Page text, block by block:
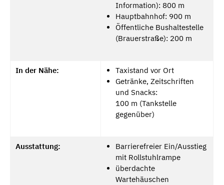
Information): 800 m
Hauptbahnhof: 900 m
Öffentliche Bushaltestelle
(Brauerstraße): 200 m
In der Nähe:
Taxistand vor Ort
Getränke, Zeitschriften
und Snacks:
100 m (Tankstelle
gegenüber)
Ausstattung:
Barrierefreier Ein/Ausstieg
mit Rollstuhlrampe
überdachte
Wartehäuschen